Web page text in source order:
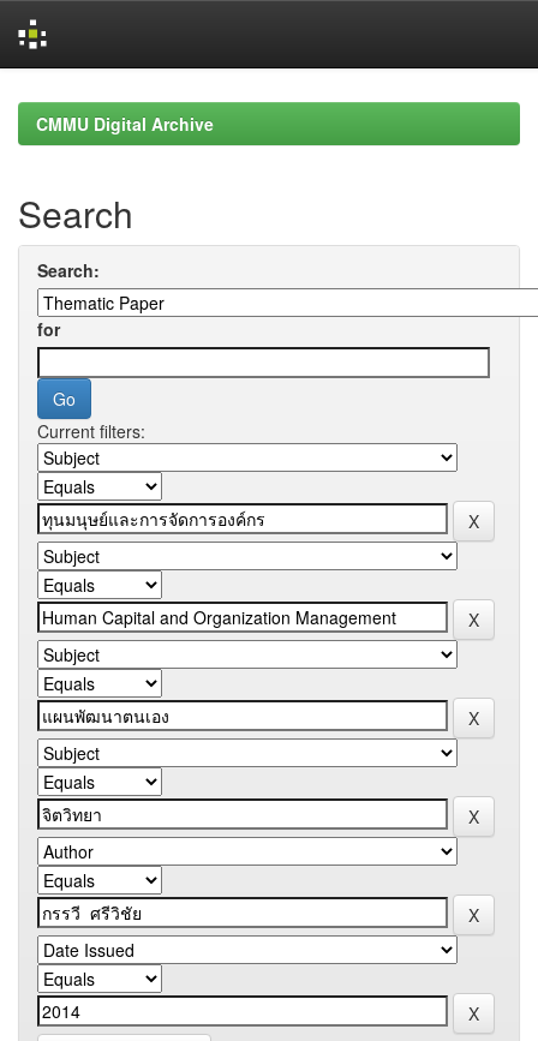
navigationCMMU Digital Archive
Search
Search:
for
Current filters: